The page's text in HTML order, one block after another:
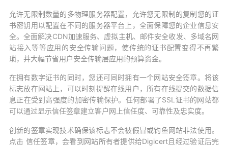
允许无限制数量的多物理服务器配置，允许您无限制的复制您的证
书密钥用以配置在不同的服务器平台上，全面保障您的企业信息安
全。全面解决CDN加速服务、虚拟主机、邮件安全收发、多域名网
站接入等等应用的安全传输问题，使传统的证书配置变得不再繁
琐，并大幅节省用户安全传输层应用的预算资金。
在拥有数字证书的同时，您还可同时拥有一个网站安全签章。将该
标志放在网站上，可以时刻提醒在线用户，所有在线提交的数据信
息正在受到高强度的加密传输保护。任何部署了SSL证书的网站都
可以通过显示信任签章建立客户网上信任度、可靠性及忠实度。
创新的签章实现技术确保该标志不会被假冒或钓鱼网站非法使用。
点击 信任签章，会看到网站所有者提供给Digicert且经过验证后完